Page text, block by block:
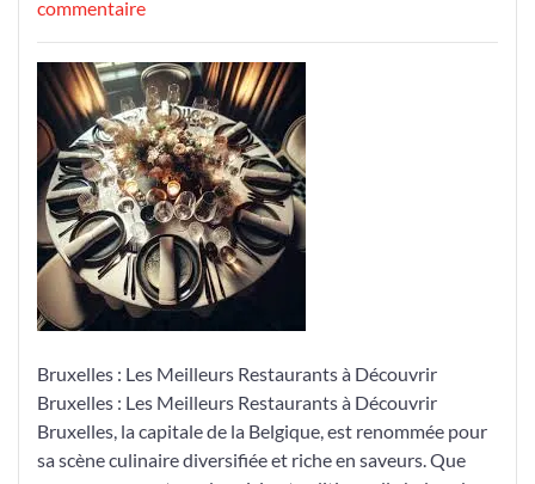
le
commentairesur
les
Meilleurs
Restaurants
de
Bruxelles
Bruxelles : Les Meilleurs Restaurants à Découvrir
Bruxelles : Les Meilleurs Restaurants à Découvrir
Bruxelles, la capitale de la Belgique, est renommée pour
sa scène culinaire diversifiée et riche en saveurs. Que